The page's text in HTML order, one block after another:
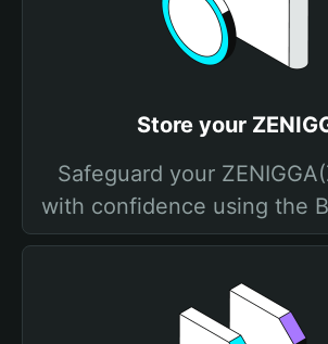
Store your
Safeguard your
with confidence using the